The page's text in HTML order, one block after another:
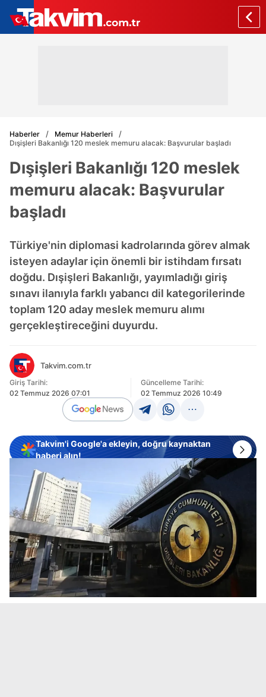
Haberler
Memur Haberleri
Dışişleri Bakanlığı 120 meslek memuru alacak: Başvurular başladı
Dışişleri Bakanlığı 120 meslek
memuru alacak: Başvurular
başladı
Türkiye'nin diplomasi kadrolarında görev almak
isteyen adaylar için önemli bir istihdam fırsatı
doğdu. Dışişleri Bakanlığı, yayımladığı giriş
sınavı ilanıyla farklı yabancı dil kategorilerinde
toplam 120 aday meslek memuru alımı
gerçekleştireceğini duyurdu.
Takvim.com.tr
Giriş Tarihi:
02 Temmuz 2026 07:01
Güncelleme Tarihi:
02 Temmuz 2026 10:49
Takvim'i Google'a ekleyin, doğru kaynaktan
haberi alın!